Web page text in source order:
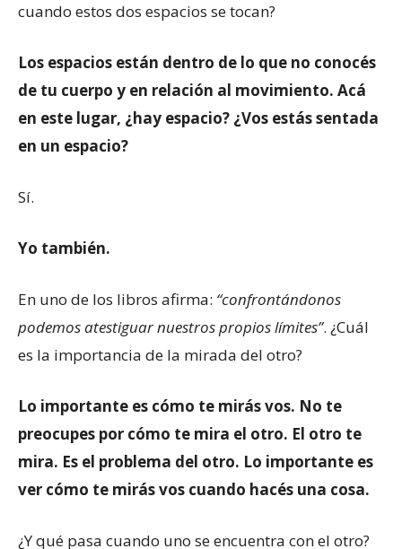
cuando estos dos espacios se tocan?
Los espacios están dentro de lo que no conocés
de tu cuerpo y en relación al movimiento. Acá
en este lugar, ¿hay espacio? ¿Vos estás sentada
en un espacio?
Sí.
Yo también.
En uno de los libros afirma: “confrontándonos
podemos atestiguar nuestros propios límites”. ¿Cuál
es la importancia de la mirada del otro?
Lo importante es cómo te mirás vos. No te
preocupes por cómo te mira el otro. El otro te
mira. Es el problema del otro. Lo importante es
ver cómo te mirás vos cuando hacés una cosa.
¿Y qué pasa cuando uno se encuentra con el otro?